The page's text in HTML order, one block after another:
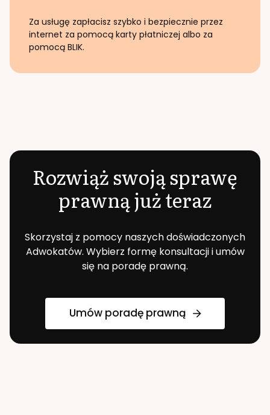
Za usługę zapłacisz szybko i bezpiecznie przez
internet za pomocą karty płatniczej albo za
pomocą BLIK.
Rozwiąż swoją sprawę
prawną już teraz
Skorzystaj z pomocy naszych doświadczonych
Adwokatów. Wybierz formę konsultacji i umów
się na poradę prawną.
Umów poradę prawną